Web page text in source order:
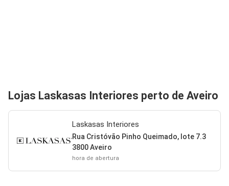
Lojas Laskasas Interiores perto de Aveiro
Laskasas Interiores
Rua Cristóvão Pinho Queimado, lote 7.3
3800 Aveiro
hora de abertura